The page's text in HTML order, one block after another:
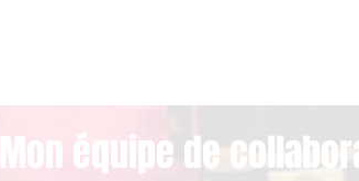
Mon équipe de